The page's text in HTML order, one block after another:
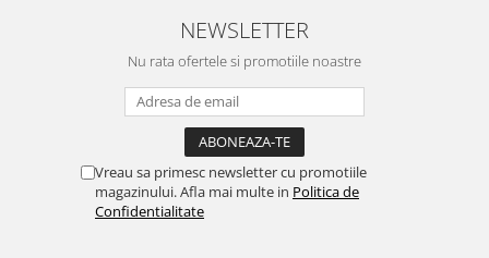
NEWSLETTER
Nu rata ofertele si promotiile noastre
Vreau sa primesc newsletter cu promotiile
magazinului. Afla mai multe in Politica de
Confidentialitate